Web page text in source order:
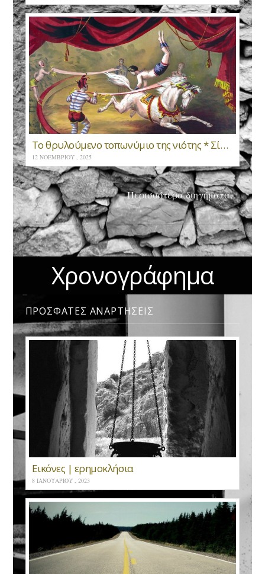
Το θρυλούμενο τοπωνύμιο της νιότης * Σίμος Ιωσηφίδης
12 ΝΟΕΜΒΡΊΟΥ , 2025
Περισσότερα διηγήματα…
Χρονογράφημα
ΠΡΟΣΦΑΤΕΣ ΑΝΑΡΤΗΣΕΙΣ
Εικόνες | ερημοκλήσια
8 ΙΑΝΟΥΑΡΊΟΥ , 2023